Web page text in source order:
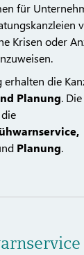
für
Krisen oder
die
Planung.
Planung.